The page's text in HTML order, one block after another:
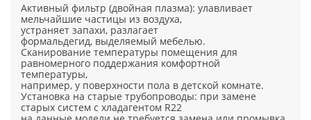
Активный фильтр (двойная плазма): улавливает
мельчайшие частицы из воздуха,
устраняет запахи, разлагает
формальдегид, выделяемый мебелью.
Сканирование температуры помещения для
равномерного поддержания комфортной
температуры,
например, у поверхности пола в детской комнате.
Установка на старые трубопроводы: при замене
старых систем с хладагентом R22